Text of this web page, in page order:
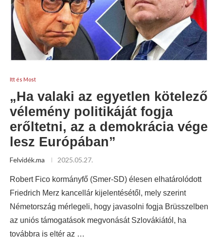
Itt és Most
„Ha valaki az egyetlen kötelező
vélemény politikáját fogja
erőltetni, az a demokrácia vége
lesz Európában”
Felvidék.ma 2025.05.27.
Robert Fico kormányfő (Smer-SD) élesen elhatárolódott
Friedrich Merz kancellár kijelentésétől, mely szerint
Németország mérlegeli, hogy javasolni fogja Brüsszelben
az uniós támogatások megvonását Szlovákiától, ha
továbbra is eltér az …